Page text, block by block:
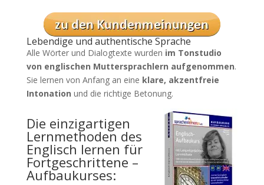
Lebendige und authentische Sprache
Alle Wörter und Dialogtexte wurden im Tonstudio
von englischen Muttersprachlern aufgenommen.
Sie lernen von Anfang an eine klare, akzentfreie
Intonation und die richtige Betonung.
Die einzigartigen
Lernmethoden des
Englisch lernen für
Fortgeschrittene –
Aufbaukurses: